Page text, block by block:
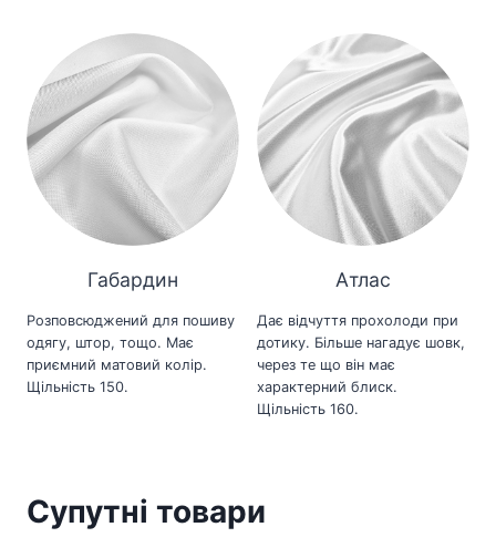
Габардин
Розповсюджений для пошиву
одягу, штор, тощо. Має
приємний матовий колір.
Щільність 150.
Атлас
Дає відчуття прохолоди при
дотику. Більше нагадує шовк,
через те що він має
характерний блиск.
Щільність 160.
Супутні товари